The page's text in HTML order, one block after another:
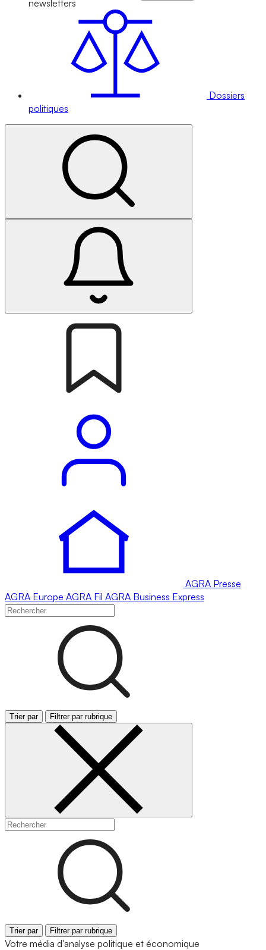
newsletters
Dossiers
politiques
AGRA Presse
AGRA Europe AGRA Fil AGRA Business Express
Trier par Filtrer par rubrique
Trier par Filtrer par rubrique
Votre média d'analyse politique et économique